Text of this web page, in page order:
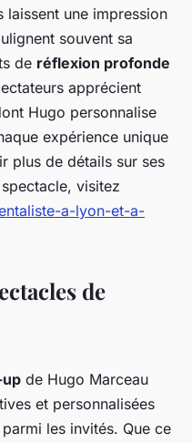
laissent une impression
souvent sa
de réflexion profonde
apprécient
Hugo personnalise
expérience unique
plus de détails sur ses
visitez
a-lyon-et-a-
de
de Hugo Marceau
et personnalisées
les invités. Que ce